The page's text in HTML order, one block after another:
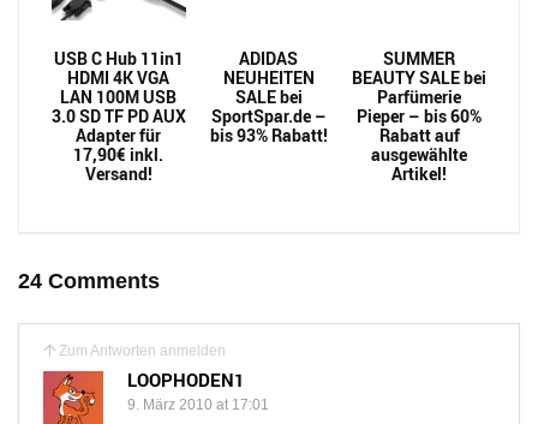
USB C Hub 11in1
HDMI 4K VGA
LAN 100M USB
3.0 SD TF PD AUX
Adapter für
17,90€ inkl.
Versand!
ADIDAS
NEUHEITEN
SALE bei
SportSpar.de –
bis 93% Rabatt!
SUMMER
BEAUTY SALE bei
Parfümerie
Pieper – bis 60%
Rabatt auf
ausgewählte
Artikel!
24 Comments
Zum Antworten anmelden
LOOPHODEN1
9. März 2010 at 17:01